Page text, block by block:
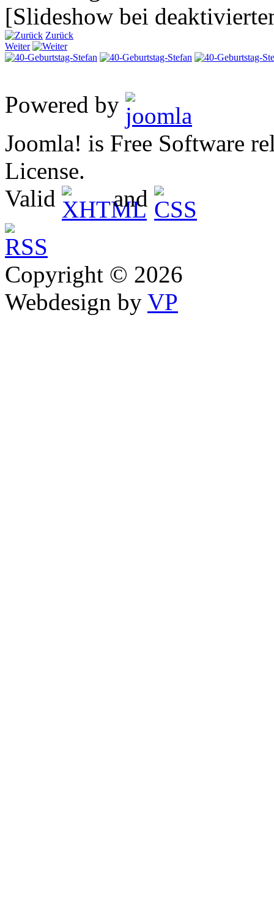
[Slideshow bei
Zurück
Weiter
Powered by
Joomla! is Free Software
License.
Valid
and
Copyright © 2026
Webdesign by VP